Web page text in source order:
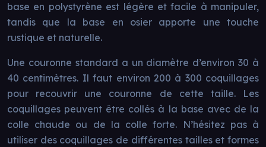
base en polystyrène est légère et facile à manipuler,
tandis que la base en osier apporte une touche
rustique et naturelle.
Une couronne standard a un diamètre d’environ 30 à
40 centimètres. Il faut environ 200 à 300 coquillages
pour recouvrir une couronne de cette taille. Les
coquillages peuvent être collés à la base avec de la
colle chaude ou de la colle forte. N’hésitez pas à
utiliser des coquillages de différentes tailles et formes